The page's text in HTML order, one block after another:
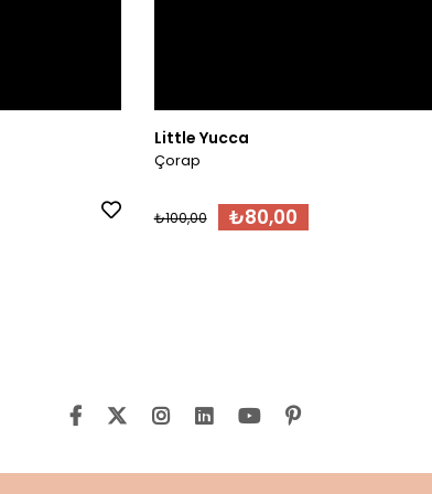
Little Yucca
Çorap
₺80,00
₺100,00